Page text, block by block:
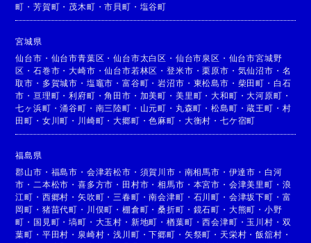
町 ・芳賀町 ・ 茂木町 ・市貝町 ・ 塩谷町
宮城県
仙台市 ・ 仙台市青葉区 ・仙台市太白区 ・ 仙台市泉区 ・ 仙台市宮城野
区 ・石巻市 ・大崎市 ・仙台市若林区 ・登米市 ・栗原市 ・ 気仙沼市 ・ 名
取市 ・ 多賀城市 ・ 塩竈市 ・富谷町 ・岩沼市 ・ 東松島市 ・ 柴田町 ・ 白石
市 ・ 亘理町 ・利府町 ・角田市 ・ 加美町 ・ 美里町 ・大和町 ・大河原町 ・
七ヶ浜町 ・涌谷町 ・ 南三陸町 ・ 山元町 ・ 丸森町 ・松島町 ・蔵王町 ・ 村
田町 ・ 女川町 ・ 川崎町 ・大郷町 ・色麻町 ・ 大衡村 ・ 七ケ宿町
福島県
郡山市 ・ 福島市 ・ 会津若松市 ・ 須賀川市 ・ 南相馬市 ・ 伊達市 ・ 白河
市 ・ 二本松市 ・喜多方市 ・ 田村市 ・相馬市 ・ 本宮市 ・ 会津美里町 ・ 浪
江町 ・ 西郷村 ・矢吹町 ・ 三春町 ・南会津町 ・ 石川町 ・ 会津坂下町 ・ 富
岡町 ・ 猪苗代町 ・ 川俣町 ・棚倉町 ・桑折町 ・ 鏡石町 ・ 大熊町 ・ 小野
町 ・ 国見町 ・塙町 ・ 大玉村 ・ 新地町 ・楢葉町 ・西会津町 ・ 玉川村 ・ 双
葉町 ・ 平田村 ・ 泉崎村 ・浅川町 ・下郷町 ・ 矢祭町 ・ 天栄村 ・飯舘村 ・